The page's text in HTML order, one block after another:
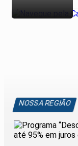
NOSSA REGIÃO